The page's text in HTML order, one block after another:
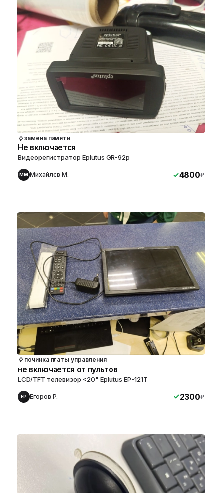
замена памяти
Не включается
Видеорегистратор Eplutus GR-92p
ММ Михайлов М. 4800₽
починка платы управления
не включается от пультов
LCD/TFT телевизор <20" Eplutus EP-121T
ЕР Егоров Р. 2300₽